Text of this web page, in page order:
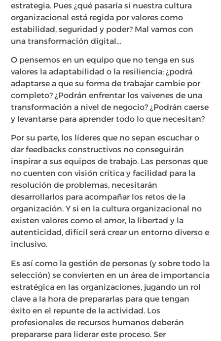
estrategia. Pues ¿qué pasaría si nuestra cultura
organizacional está regida por valores como
estabilidad, seguridad y poder? Mal vamos con
una transformación digital…
O pensemos en un equipo que no tenga en sus
valores la adaptabilidad o la resiliencia; ¿podrá
adaptarse a que su forma de trabajar cambie por
completo? ¿Podrán enfrentar los vaivenes de una
transformación a nivel de negocio? ¿Podrán caerse
y levantarse para aprender todo lo que necesitan?
Por su parte, los líderes que no sepan escuchar o
dar feedbacks constructivos no conseguirán
inspirar a sus equipos de trabajo. Las personas que
no cuenten con visión crítica y facilidad para la
resolución de problemas, necesitarán
desarrollarlos para acompañar los retos de la
organización. Y si en la cultura organizacional no
existen valores como el amor, la libertad y la
autenticidad, difícil será crear un entorno diverso e
inclusivo.
Es así como la gestión de personas (y sobre todo la
selección) se convierten en un área de importancia
estratégica en las organizaciones, jugando un rol
clave a la hora de prepararlas para que tengan
éxito en el repunte de la actividad. Los
profesionales de recursos humanos deberán
prepararse para liderar este proceso. Ser